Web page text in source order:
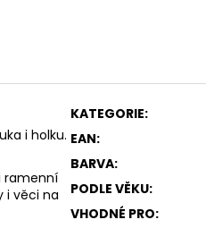
KATEGORIE:
EAN:
BARVA:
PODLE VĚKU:
VHODNÉ PRO:
i holku.
ramenní
i věci na